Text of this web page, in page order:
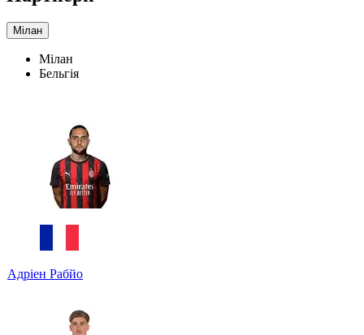
Мілан
Мілан
Бельгія
Адріен Рабйо